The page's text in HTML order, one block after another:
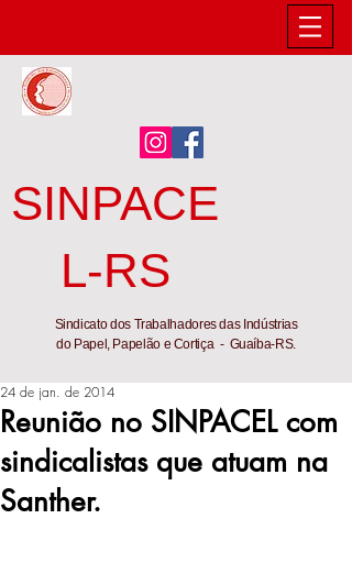
SINPACE
L-RS
Sindicato dos Trabalhadores das Indústrias
do Papel, Papelão e Cortiça - Guaíba-RS.
Reunião no SINPACEL com
sindicalistas que atuam na
Santher.
24 de jan. de 2014